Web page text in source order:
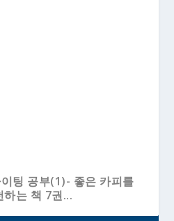
팅 공부(1)- 좋은 카피를
는 책 7권...